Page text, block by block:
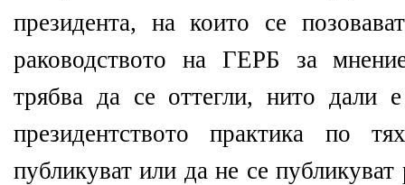
президента, на които се
раководството на ГЕРБ за
трябва да се оттегли, нито дали
президентството практика по
публикуват или да не се